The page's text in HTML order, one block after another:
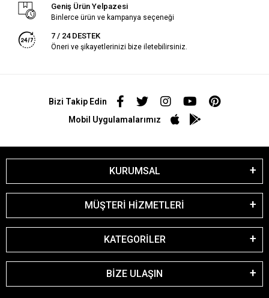
Geniş Ürün Yelpazesi
Binlerce ürün ve kampanya seçeneği
7 / 24 DESTEK
Öneri ve şikayetlerinizi bize iletebilirsiniz.
Bizi Takip Edin
Mobil Uygulamalarımız
KURUMSAL
MÜŞTERİ HİZMETLERİ
KATEGORİLER
BİZE ULAŞIN